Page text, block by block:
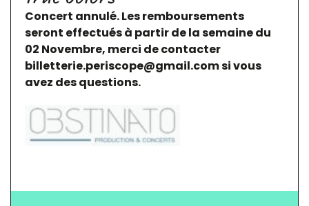
Concert annulé. Les remboursements
seront effectués à partir de la semaine du
02 Novembre, merci de contacter
billetterie.periscope@gmail.com si vous
avez des questions.